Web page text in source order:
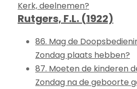
Kerk, deelnemen?
Rutgers, F.L. (1922)
86. Mag de
Zondag plaats hebben?
87. Moeten de kinderen
Zondag na de geboorte